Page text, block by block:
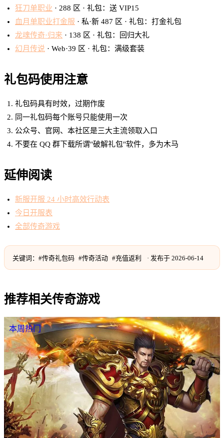
狂刀单职业 · 288 区 · 礼包：送 VIP15
血月单职业打金服 · 私·新 487 区 · 礼包：打金礼包
龙魂传奇·归来 · 138 区 · 礼包：回归大礼
幻月传说 · Web·39 区 · 礼包：满级套装
礼包码使用注意
礼包码具有时效，过期作废
同一礼包码每个账号只能使用一次
公众号、官网、本社区是三大主流领取入口
不要在 QQ 群下载所谓"破解礼包"软件，多为木马
延伸阅读
新服开服 24 小时高效行动表
今日开服表
全部传奇游戏
关键词： #传奇礼包码 #传奇活动 #充值返利 · 发布于 2026-06-14
推荐相关传奇游戏
本周热门